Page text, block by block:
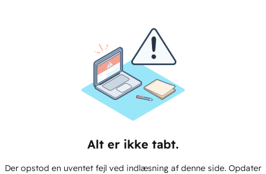
Alt er ikke tabt.
Der opstod en uventet fejl ved indlæsning af denne side. Opdater